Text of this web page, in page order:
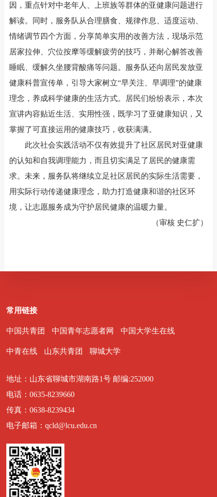
因，重点针对中老年人、上班族等群体的亚健康问题进行
解读。同时，服务队从合理膳食、规律作息、适度运动、
情绪调节四个方面，分享简单实用的改善方法，现场示范
居家拉伸、穴位按摩等缓解疲劳的技巧，并耐心解答改善
睡眠、缓解久坐腰背酸痛等问题。服务队还向居民发放亚
健康科普宣传单，引导大家树立“早关注、早调理”的健康
理念，养成科学健康的生活方式。居民们纷纷表示，本次
宣讲内容贴近生活、实用性强，既学习了亚健康知识，又
掌握了可直接运用的健康技巧，收获满满。
此次社会实践活动不仅有效提升了社区居民对亚健康
的认知和自我调理能力，而且切实满足了居民的健康需
求。未来，服务队将继续立足社区居民的实际生活需要，
用实际行动传递健康理念，助力打造健康和谐的社区环
境，让志愿服务成为守护居民健康的温暖力量。
（审核 史仁扩）
常用链接
中国共青团 中国青年志愿者网 中国大学生在线
中青在线 山东共青团 聊城大学
地址：山东省聊城市湖南路1号 邮编:252000
电话：0635-8239660
传真：0638-8239434
电子邮箱：qcld@lcu.edu.cn